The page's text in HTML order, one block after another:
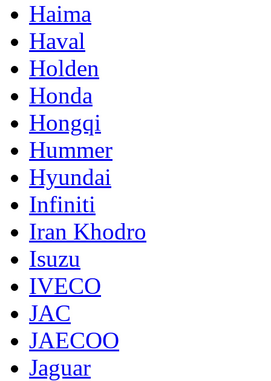
Haima
Haval
Holden
Honda
Hongqi
Hummer
Hyundai
Infiniti
Iran Khodro
Isuzu
IVECO
JAC
JAECOO
Jaguar